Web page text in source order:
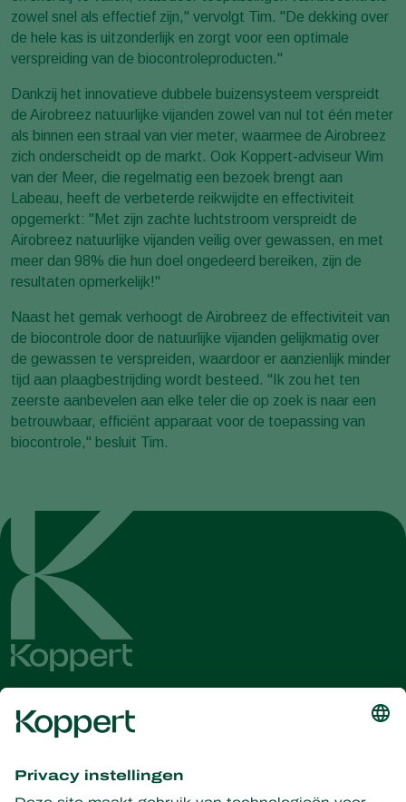
zowel snel als effectief zijn," vervolgt Tim. "De dekking over
de hele kas is uitzonderlijk en zorgt voor een optimale
verspreiding van de biocontroleproducten."
Dankzij het innovatieve dubbele buizensysteem verspreidt
de Airobreez natuurlijke vijanden zowel van nul tot één meter
als binnen een straal van vier meter, waarmee de Airobreez
zich onderscheidt op de markt. Ook Koppert-adviseur Wim
van der Meer, die regelmatig een bezoek brengt aan
Labeau, heeft de verbeterde reikwijdte en effectiviteit
opgemerkt: "Met zijn zachte luchtstroom verspreidt de
Airobreez natuurlijke vijanden veilig over gewassen, en met
meer dan 98% die hun doel ongedeerd bereiken, zijn de
resultaten opmerkelijk!"
Naast het gemak verhoogt de Airobreez de effectiviteit van
de biocontrole door de natuurlijke vijanden gelijkmatig over
de gewassen te verspreiden, waardoor er aanzienlijk minder
tijd aan plaagbestrijding wordt besteed. "Ik zou het ten
zeerste aanbevelen aan elke teler die op zoek is naar een
betrouwbaar, efficiënt apparaat voor de toepassing van
biocontrole," besluit Tim.
Ontvang het laatste nieuws en
informatie